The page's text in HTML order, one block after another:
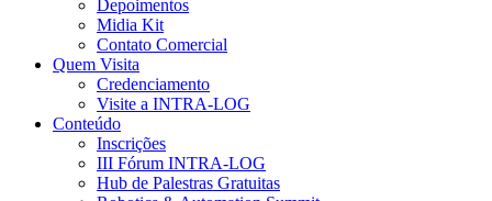
Depoimentos
Midia Kit
Contato Comercial
Quem Visita
Credenciamento
Visite a INTRA-LOG
Conteúdo
Inscrições
III Fórum INTRA-LOG
Hub de Palestras Gratuitas